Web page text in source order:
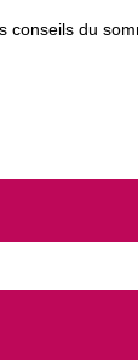
conseils du